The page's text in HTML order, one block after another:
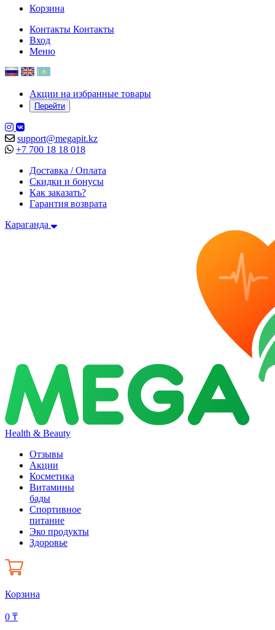
Корзина
Контакты Контакты
Вход
Меню
Акции на избранные товары
Перейти
support@megapit.kz
+7 700 18 18 018
Доставка / Оплата
Скидки и бонусы
Как заказать?
Гарантия возврата
Караганда
Health & Beauty
Отзывы
Акции
Косметика
Витамины
бады
Спортивное
питание
Эко продукты
Здоровье
Корзина
0 ₸